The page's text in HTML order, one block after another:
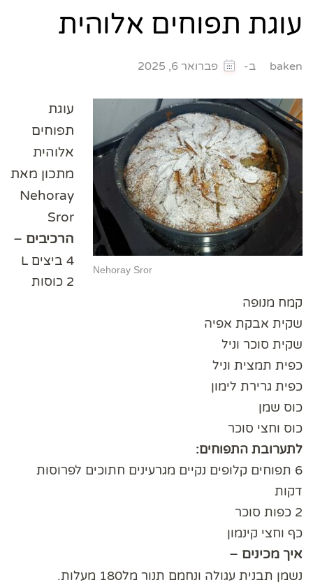
עוגת תפוחים אלוהית
baken ב- פברואר 6, 2025
Nehoray Sror
עוגת
תפוחים
אלוהית
מתכון מאת
Nehoray
Sror
הרכיבים –
4 ביצים L
2 כוסות
קמח מנופה
שקית אבקת אפיה
שקית סוכר וניל
כפית תמצית וניל
כפית גרירת לימון
כוס שמן
כוס וחצי סוכר
לתערובת התפוחים:
6 תפוחים קלופים נקיים מגרעינים חתוכים לפרוסות
דקות
2 כפות סוכר
כף וחצי קינמון
איך מכינים –
נשמן תבנית עגולה ונחמם תנור מל180 מעלות.